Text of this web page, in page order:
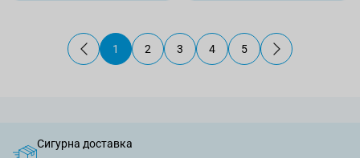
В момента четете страница
1
Страница
2
Страница
3
Страница
4
Страница
5
Сигурна доставка